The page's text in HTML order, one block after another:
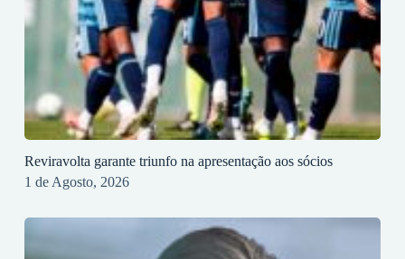
Reviravolta garante triunfo na apresentação aos sócios
1 de Agosto, 2026